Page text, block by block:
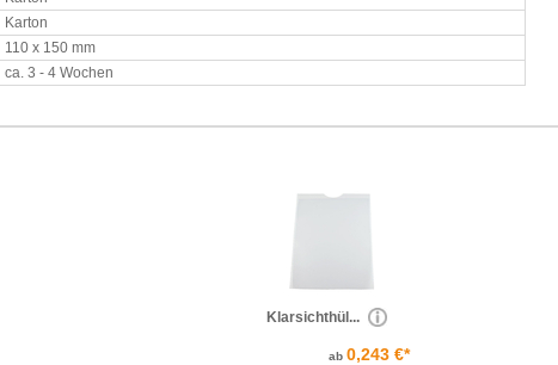
Karton
110 x 150 mm
ca. 3 - 4 Wochen
Klarsichthül...
ab 0,243 €*